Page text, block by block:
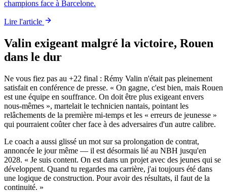
champions face à Barcelone.
Lire l'article
Valin exigeant malgré la victoire, Rouen
dans le dur
Ne vous fiez pas au +22 final : Rémy Valin n'était pas pleinement
satisfait en conférence de presse. « On gagne, c'est bien, mais Rouen
est une équipe en souffrance. On doit être plus exigeant envers
nous-mêmes », martelait le technicien nantais, pointant les
relâchements de la première mi-temps et les « erreurs de jeunesse »
qui pourraient coûter cher face à des adversaires d'un autre calibre.
Le coach a aussi glissé un mot sur sa prolongation de contrat,
annoncée le jour même — il est désormais lié au NBH jusqu'en
2028. « Je suis content. On est dans un projet avec des jeunes qui se
développent. Quand tu regardes ma carrière, j'ai toujours été dans
une logique de construction. Pour avoir des résultats, il faut de la
continuité. »